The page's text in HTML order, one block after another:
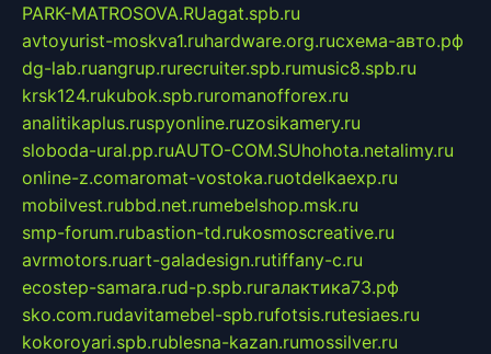
PARK-MATROSOVA.RUagat.spb.ru
avtoyurist-moskva1.ruhardware.org.ruсхема-авто.рф
dg-lab.ruangrup.rurecruiter.spb.rumusic8.spb.ru
krsk124.rukubok.spb.ruromanofforex.ru
analitikaplus.ruspyonline.ruzosikamery.ru
sloboda-ural.pp.ruAUTO-COM.SUhohota.netalimy.ru
online-z.comaromat-vostoka.ruotdelkaexp.ru
mobilvest.rubbd.net.rumebelshop.msk.ru
smp-forum.rubastion-td.rukosmoscreative.ru
avrmotors.ruart-galadesign.rutiffany-c.ru
ecostep-samara.rud-p.spb.ruгалактика73.рф
sko.com.rudavitamebel-spb.rufotsis.rutesiaes.ru
kokoroyari.spb.rublesna-kazan.rumossilver.ru